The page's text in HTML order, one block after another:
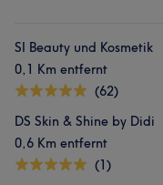
SI Beauty und Kosmetik
0,1 Km entfernt
(62)
DS Skin & Shine by Didi
0,6 Km entfernt
(1)